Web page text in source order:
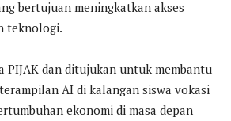
bertujuan meningkatkan akses
teknologi.
PIJAK dan ditujukan untuk membantu
AI di kalangan siswa vokasi
ekonomi di masa depan